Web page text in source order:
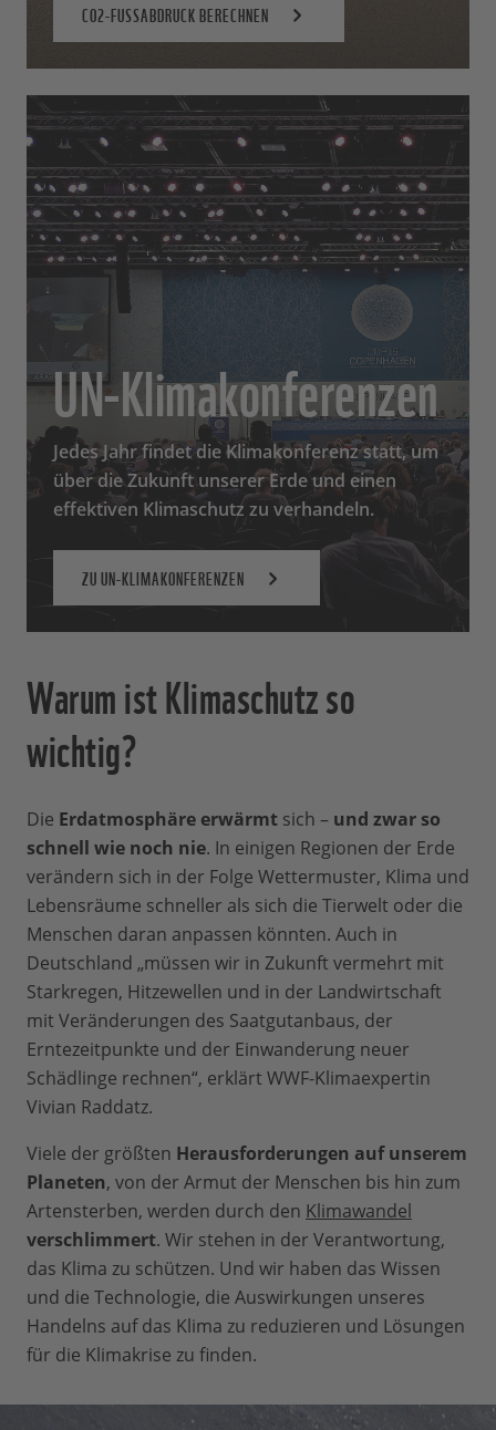
CO2-FUSSABDRUCK BERECHNEN
UN-Klimakonferenzen
Jedes Jahr findet die Klimakonferenz statt, um
über die Zukunft unserer Erde und einen
effektiven Klimaschutz zu verhandeln.
ZU UN-KLIMAKONFERENZEN
Warum ist Klimaschutz so
wichtig?
Die Erdatmosphäre erwärmt sich – und zwar so
schnell wie noch nie. In einigen Regionen der Erde
verändern sich in der Folge Wettermuster, Klima und
Lebensräume schneller als sich die Tierwelt oder die
Menschen daran anpassen könnten. Auch in
Deutschland „müssen wir in Zukunft vermehrt mit
Starkregen, Hitzewellen und in der Landwirtschaft
mit Veränderungen des Saatgutanbaus, der
Erntezeitpunkte und der Einwanderung neuer
Schädlinge rechnen“, erklärt WWF-Klimaexpertin
Vivian Raddatz.
Viele der größten Herausforderungen auf unserem
Planeten, von der Armut der Menschen bis hin zum
Artensterben, werden durch den Klimawandel
verschlimmert. Wir stehen in der Verantwortung,
das Klima zu schützen. Und wir haben das Wissen
und die Technologie, die Auswirkungen unseres
Handelns auf das Klima zu reduzieren und Lösungen
für die Klimakrise zu finden.